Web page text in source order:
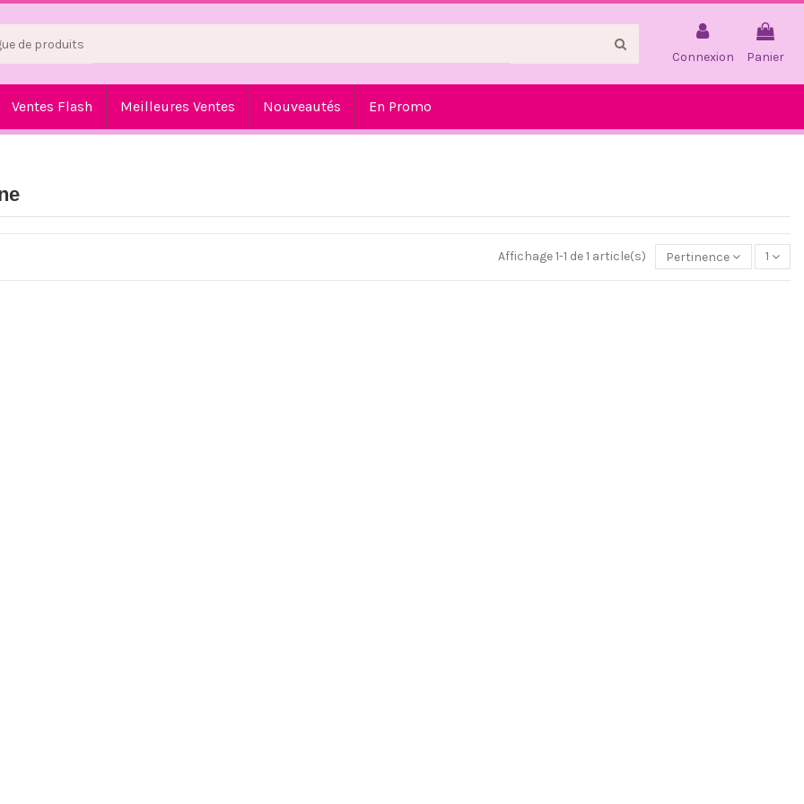
Connexion Panier
Ventes Flash Meilleures Ventes Nouveautés En Promo
Affichage 1-1 de 1 article(s) Pertinence 1